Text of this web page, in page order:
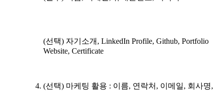
(선택) 자기소개, LinkedIn Profile, Github, Portfolio
Website, Certificate
(선택) 마케팅 활용 : 이름, 연락처, 이메일, 회사명,